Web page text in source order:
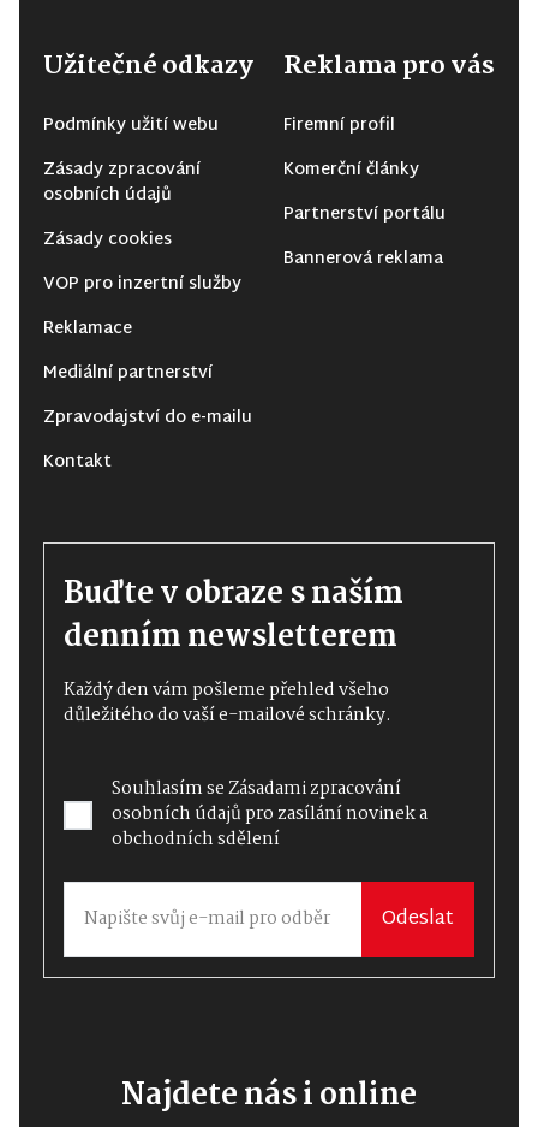
Užitečné odkazy
Podmínky užití webu
Zásady zpracování
osobních údajů
Zásady cookies
VOP pro inzertní služby
Reklamace
Mediální partnerství
Zpravodajství do e-mailu
Kontakt
Reklama pro vás
Firemní profil
Komerční články
Partnerství portálu
Bannerová reklama
Buďte v obraze s naším
denním newsletterem
Každý den vám pošleme přehled všeho
důležitého do vaší e-mailové schránky.
Souhlasím seZásadami zpracování
osobních údajůpro zasílání novinek a
obchodních sdělení
Odeslat
Najdete nás i online